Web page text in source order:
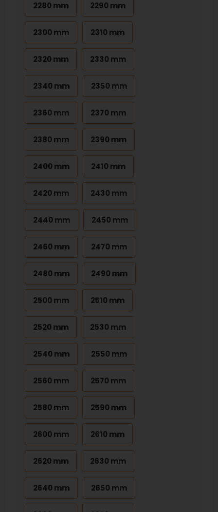
2280 mm 2290 mm
2300 mm 2310 mm
2320 mm 2330 mm
2340 mm 2350 mm
2360 mm 2370 mm
2380 mm 2390 mm
2400 mm 2410 mm
2420 mm 2430 mm
2440 mm 2450 mm
2460 mm 2470 mm
2480 mm 2490 mm
2500 mm 2510 mm
2520 mm 2530 mm
2540 mm 2550 mm
2560 mm 2570 mm
2580 mm 2590 mm
2600 mm 2610 mm
2620 mm 2630 mm
2640 mm 2650 mm